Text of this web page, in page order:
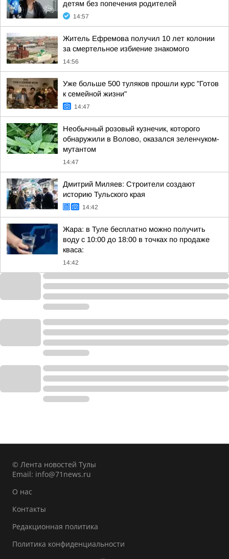
детям без попечения родителей
14:57
Житель Ефремова получил 10 лет колонии
за смертельное избиение знакомого
14:56
Уже больше 500 туляков прошли курс "Готов
к семейной жизни"
14:47
Необычный розовый кузнечик, которого
обнаружили в Волово, оказался зеленчуком-
мутантом
14:47
Дмитрий Миляев: Строители создают
историю Тульского края
14:42
Жара: в Туле бесплатно можно получить
воду с 10:00 до 18:00 в точках по продаже
кваса:
14:42
© Лента новостей Тулы
Email: info@71news.ru
О нас
Контакты
Редакционная политика
Политика конфиденциальности